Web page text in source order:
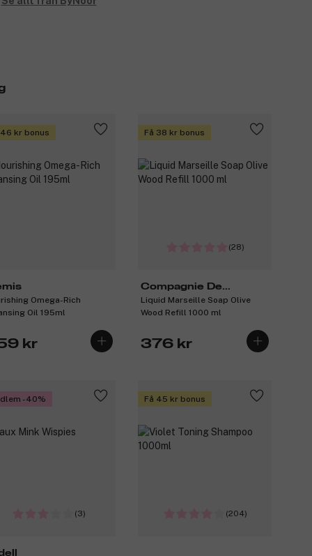
46 kr bonus
Omega-Rich
Oil 195ml
kr
Få 38 kr bonus
(28)
Compagnie De
Provence
Liquid Marseille Soap Olive
Wood Refill 1000 ml
376 kr
-40%
(3)
Få 45 kr bonus
(204)